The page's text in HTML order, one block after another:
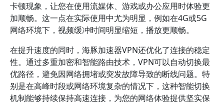
卡顿现象，让您在使用流媒体、游戏或办公应用时体验更
加顺畅。这一点在实际使用中尤为明显，例如在4G或5G
网络环境下，视频缓冲时间明显缩短，播放更顺畅。
在提升速度的同时，海豚加速器VPN还优化了连接的稳定
性。通过多重加密和智能路由技术，VPN可以自动切换最
优路径，避免因网络拥堵或突发故障导致的断线问题。特
别是在高峰时段或网络环境复杂的情况下，这种智能切换
机制能够持续保持高速连接，为您的网络体验提供坚实保